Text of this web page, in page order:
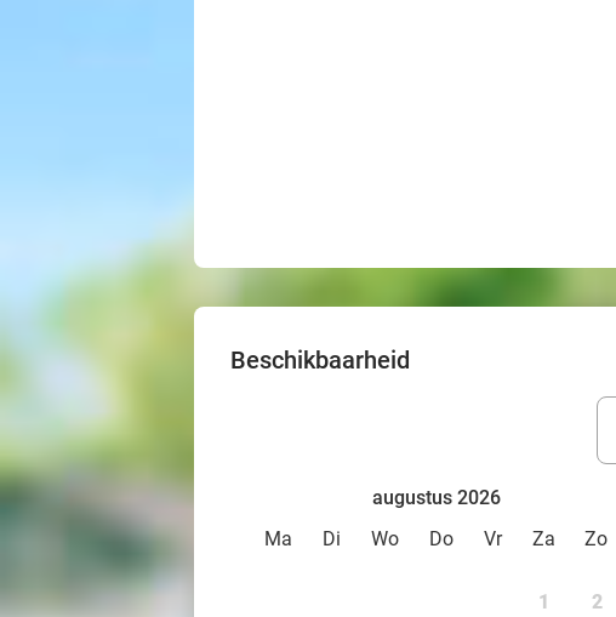
Beschikbaarheid
augustus 2026
Ma
Di Wo Do Vr Za Zo
1 2